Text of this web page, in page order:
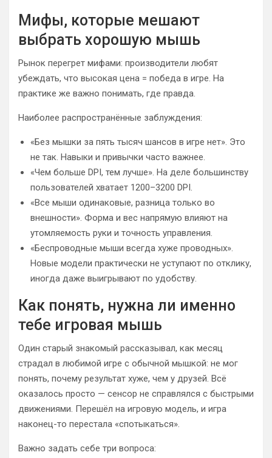
Мифы, которые мешают
выбрать хорошую мышь
Рынок перегрет мифами: производители любят
убеждать, что высокая цена = победа в игре. На
практике же важно понимать, где правда.
Наиболее распространённые заблуждения:
«Без мышки за пять тысяч шансов в игре нет». Это
не так. Навыки и привычки часто важнее.
«Чем больше DPI, тем лучше». На деле большинству
пользователей хватает 1200–3200 DPI.
«Все мыши одинаковые, разница только во
внешности». Форма и вес напрямую влияют на
утомляемость руки и точность управления.
«Беспроводные мыши всегда хуже проводных».
Новые модели практически не уступают по отклику,
иногда даже выигрывают по удобству.
Как понять, нужна ли именно
тебе игровая мышь
Один старый знакомый рассказывал, как месяц
страдал в любимой игре с обычной мышкой: не мог
понять, почему результат хуже, чем у друзей. Всё
оказалось просто — сенсор не справлялся с быстрыми
движениями. Перешёл на игровую модель, и игра
наконец-то перестала «спотыкаться».
Важно задать себе три вопроса: